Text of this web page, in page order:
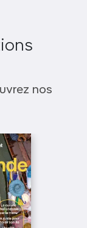
nos